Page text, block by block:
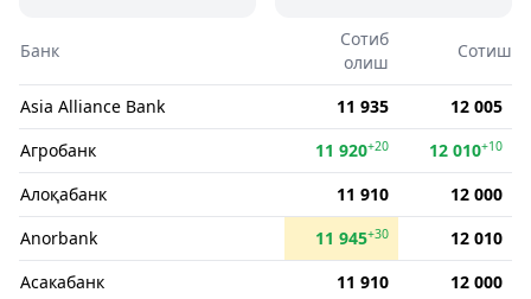
Банк
Сотиб
олиш
Сотиш
Asia Alliance Bank 11 935
12 005
Агробанк
11 920+20 12 010+10
Алоқабанк 11 910
12 000
Anorbank
11 945+30
12 010
Асакабанк
11 910
12 000